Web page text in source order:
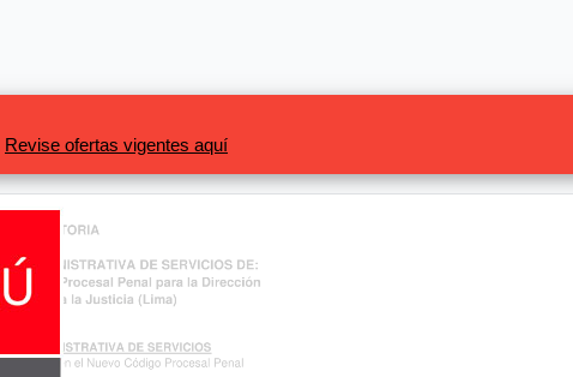
Revise ofertas vigentes aquí